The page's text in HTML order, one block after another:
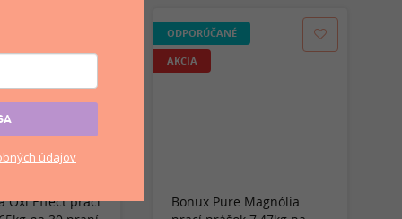
Oxi Effect prací
ODPORÚČANÉ
AKCIA
Bonux Pure Magnólia
údajov